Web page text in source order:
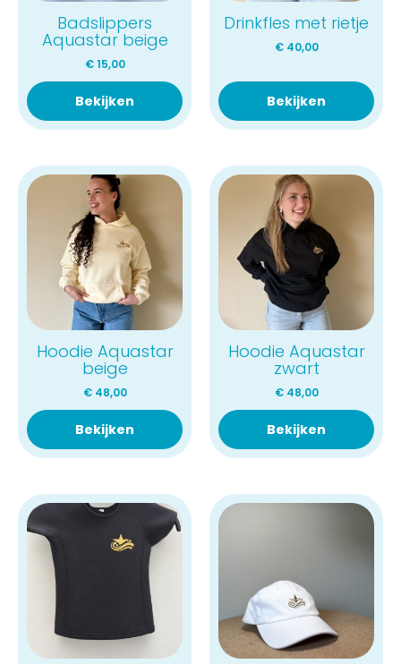
Badslippers
Aquastar beige
€15,00
Bekijken
Drinkfles met rietje
€40,00
Bekijken
Hoodie Aquastar
beige
€48,00
Bekijken
Hoodie Aquastar
zwart
€48,00
Bekijken